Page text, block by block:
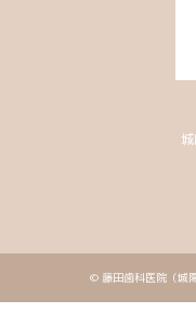
© 藤田歯科医院（城